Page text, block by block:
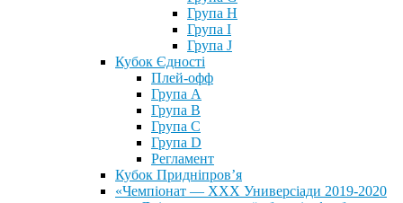
Група H
Група I
Група J
Кубок Єдності
Плей-офф
Група А
Група В
Група С
Група D
Регламент
Кубок Придніпров’я
«Чемпіонат — ХХХ Универсіади 2019-2020